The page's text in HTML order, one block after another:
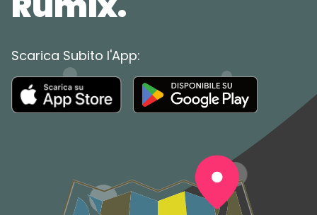
Scarica Subito l'App: